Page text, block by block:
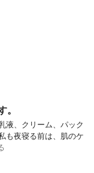
液、クリーム、パック
も夜寝る前は、肌のケ